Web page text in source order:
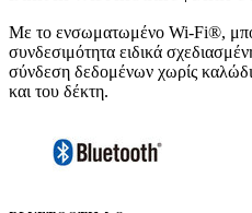
Με το ενσωματωμένο Wi-Fi®,
συνδεσιμότητα ειδικά
σύνδεση δεδομένων χωρίς
και του δέκτη.